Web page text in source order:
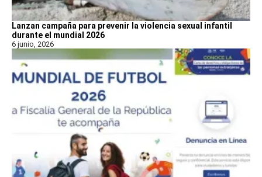
Lanzan campaña para prevenir la violencia sexual infantil
durante el mundial 2026
6 junio, 2026